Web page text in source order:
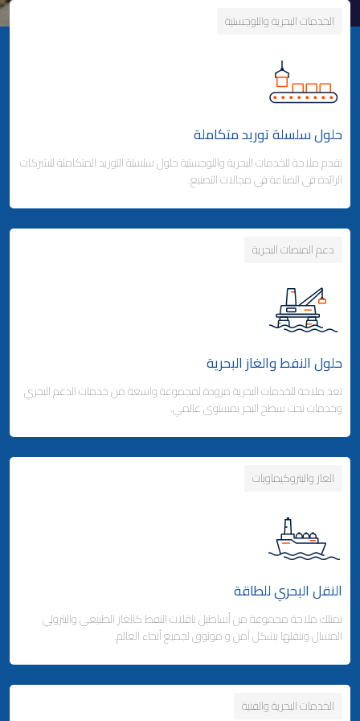
الخدمات البحرية واللوجستية
حلول سلسلة توريد متكاملة
تقدم ملاحة للخدمات البحرية واللوجستية حلول سلسلة التوريد المتكاملة للشركات
الرائدة في الصناعة في مجالات التصنيع.
حلول سلسلة توريد متكاملة
شحن الحاويات
- خدمات الخطوط الملاحية المنتظمة
- خدمات الخطوط الفرعية
وكالة شحن البضائع
- التخليص الجمركي والتوزيع
- التخليص الجمركي والتوزيع
Business Area Links (Right)
التخزين والتوزيع
- مدينة ملاحة اللوجستية - قطر
- المنطقة الحرة بجبل علي (دولة الإمارات)
دعم المنصات البحرية
حلول النفط والغاز البحرية
تعد ملاحة للخدمات البحرية مزودة لمجموعة واسعة من خدمات الدعم البحري
وخدمات تحت سطح البحر بمستوى عالمي.
Business Area Links (Left)
الخدمات البحرية
الخدمات البحرية
الغاز والبتروكيماويات
النقل البحري للطاقة
تمتلك ملاحة مجموعة من أساطيل ناقلات النفط كالغاز الطبيعي والبترولي
المسال وتنقلها بشكل آمن و موثوق لجميع أنحاء العالم.
الخدمات البحرية والفنية